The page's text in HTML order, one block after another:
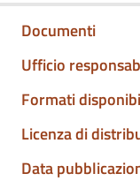
Documenti
Ufficio
Formati
Licenza di
Data